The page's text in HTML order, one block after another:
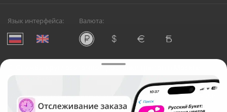
Язык интерфейса: Валюта:
Служба круглосуточной доставки цветов в Москве
Русский Букет, 2026
Общество с ограниченной ответственностью «Технология»
ОГРН: 1195476081745, ИНН: 5410081997